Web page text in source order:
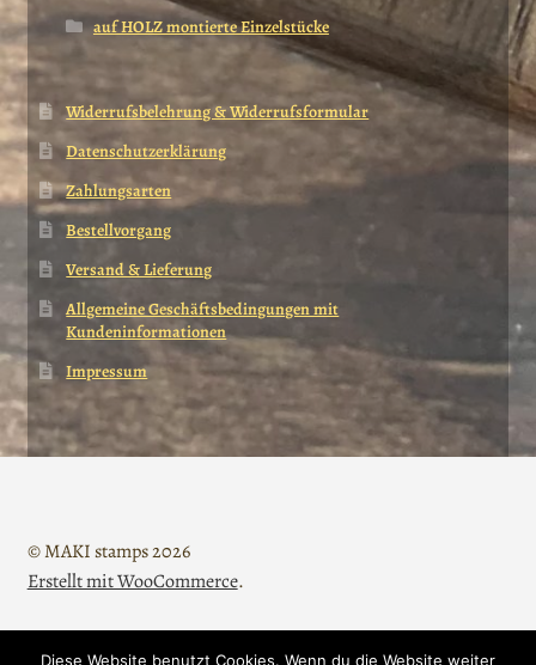
auf HOLZ montierte Einzelstücke
Widerrufsbelehrung & Widerrufsformular
Datenschutzerklärung
Zahlungsarten
Bestellvorgang
Versand & Lieferung
Allgemeine Geschäftsbedingungen mit
Kundeninformationen
Impressum
© MAKI stamps 2026
Erstellt mit WooCommerce.
Diese Website benutzt Cookies. Wenn du die Website weiter